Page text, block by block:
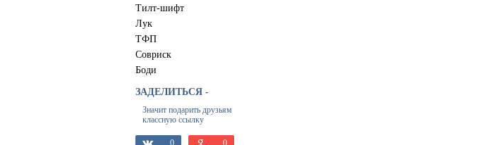
Тилт-шифт
Лук
ТФП
Совриск
Боди
ЗАДЕЛИТЬСЯ -
Значит подарить друзьям
классную ссылку